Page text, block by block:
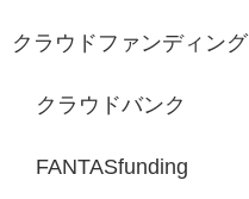
クラウドファンディング
クラウドバンク
FANTASfunding